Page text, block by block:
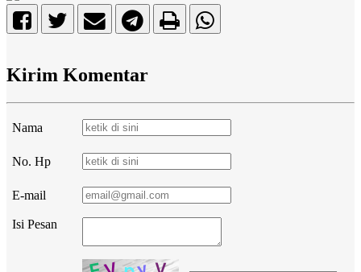
Kirim Komentar
Nama
No. Hp
E-mail
Isi Pesan